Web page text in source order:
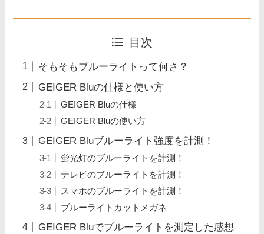
目次
そもそもブルーライトって何さ？
GEIGER Bluの仕様と使い方
GEIGER Bluの仕様
GEIGER Bluの使い方
GEIGER Bluブルーライト強度を計測！
蛍光灯のブルーライトを計測！
テレビのブルーライトを計測！
スマホのブルーライトを計測！
ブルーライトカットメガネ
GEIGER Bluでブルーライトを測定した感想